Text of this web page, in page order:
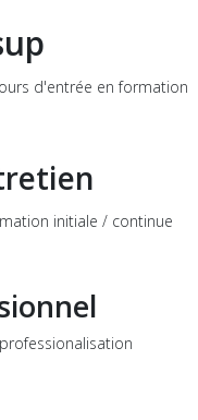
d'entrée en formation
initiale / continue